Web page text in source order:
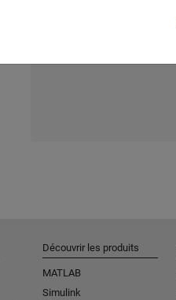
Découvrir les produits
MATLAB
Simulink